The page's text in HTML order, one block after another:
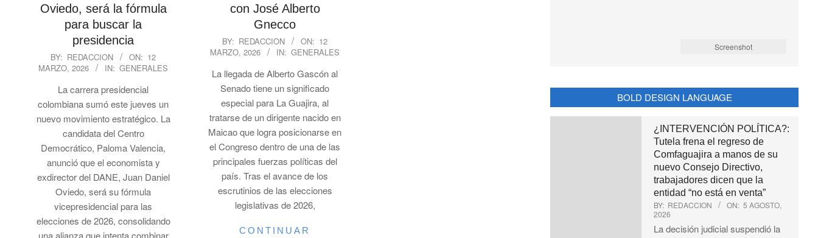
Oviedo, será la fórmula
para buscar la
presidencia
2026-
03-
BY: REDACCION ON: 12
MARZO, 2026
IN: GENERALES
La carrera presidencial
colombiana sumó este jueves un
nuevo movimiento estratégico. La
candidata del Centro
Democrático, Paloma Valencia,
anunció que el economista y
exdirector del DANE, Juan Daniel
Oviedo, será su fórmula
vicepresidencial para las
elecciones de 2026, consolidando
una alianza que intenta combinar
con José Alberto
Gnecco
2026-
03-
12
BY: REDACCION ON: 12
MARZO, 2026
IN: GENERALES
La llegada de Alberto Gascón al
Senado tiene un significado
especial para La Guajira, al
tratarse de un dirigente nacido en
Maicao que logra posicionarse en
el Congreso dentro de una de las
principales fuerzas políticas del
país. Tras el avance de los
escrutinios de las elecciones
legislativas de 2026,
CONTINUAR
Screenshot
BOLD DESIGN LANGUAGE
¿INTERVENCIÓN POLÍTICA?:
Tutela frena el regreso de
Comfaguajira a manos de su
nuevo Consejo Directivo,
trabajadores dicen que la
entidad “no está en venta”
BY: REDACCION ON: 5 AGOSTO,
2026
La decisión judicial suspendió la